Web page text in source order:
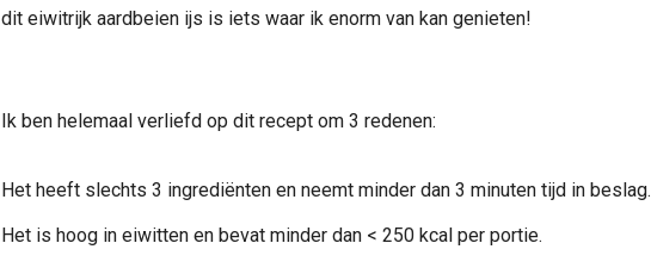
dit eiwitrijk aardbeien ijs is iets waar ik enorm van kan genieten!
Ik ben helemaal verliefd op dit recept om 3 redenen:
Het heeft slechts 3 ingrediënten en neemt minder dan 3 minuten tijd in beslag.
Het is hoog in eiwitten en bevat minder dan < 250 kcal per portie.